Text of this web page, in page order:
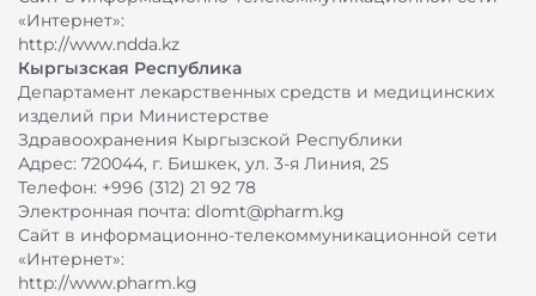
«Интернет»:
http://www.ndda.kz
Кыргызская Республика
Департамент лекарственных средств и медицинских
изделий при Министерстве
Здравоохранения Кыргызской Республики
Адрес: 720044, г. Бишкек, ул. 3-я Линия, 25
Телефон: +996 (312) 21 92 78
Электронная почта: dlomt@pharm.kg
Сайт в информационно-телекоммуникационной сети
«Интернет»:
http://www.pharm.kg